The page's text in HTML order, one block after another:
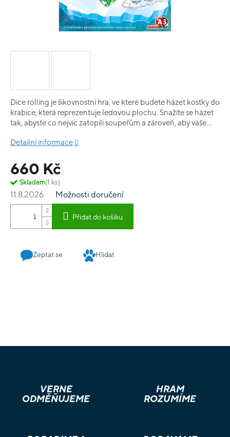
660 Kč
Skladem(1 ks)
11.8.2026 Možnosti doručení
Přidat do košíku
Dice rolling je šikovnostní hra, ve které budete házet kostky do
krabice, která reprezentuje ledovou plochu. Snažíte se házet
tak, abyste co nejvíc zatopili soupeřům a zároveň, aby vaše
vody na okrajích. Za každý hod spočítáte body a kdo jich bude
Detailní informace
Zeptat se Hlídat
VĚRNÉ
ODMĚŇUJEME
HRÁM
ROZUMÍME